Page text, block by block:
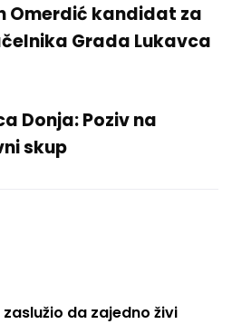
Omerdić kandidat za
Grada Lukavca
Donja: Poziv na
skup
da zajedno živi